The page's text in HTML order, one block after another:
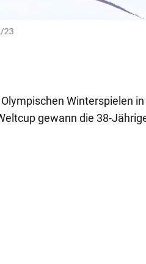
23
Winterspielen in
gewann die 38-